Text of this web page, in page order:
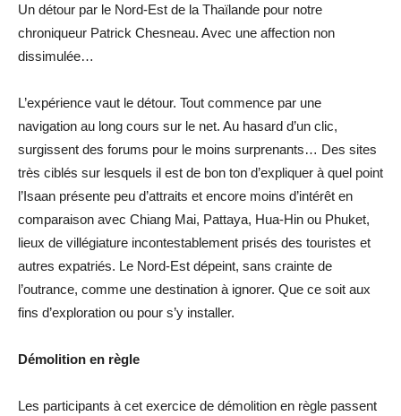
Un détour par le Nord-Est de la Thaïlande pour notre
chroniqueur Patrick Chesneau. Avec une affection non
dissimulée…
L’expérience vaut le détour. Tout commence par une
navigation au long cours sur le net. Au hasard d’un clic,
surgissent des forums pour le moins surprenants… Des sites
très ciblés sur lesquels il est de bon ton d’expliquer à quel point
l’Isaan présente peu d’attraits et encore moins d’intérêt en
comparaison avec Chiang Mai, Pattaya, Hua-Hin ou Phuket,
lieux de villégiature incontestablement prisés des touristes et
autres expatriés. Le Nord-Est dépeint, sans crainte de
l’outrance, comme une destination à ignorer. Que ce soit aux
fins d’exploration ou pour s’y installer.
Démolition en règle
Les participants à cet exercice de démolition en règle passent